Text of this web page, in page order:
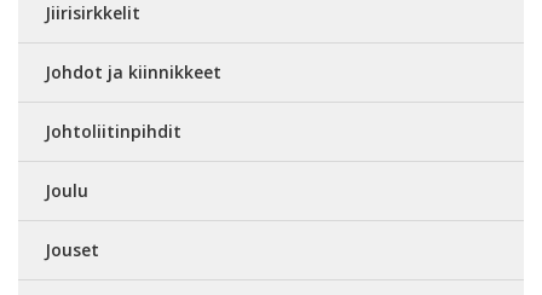
Jiirisirkkelit
Johdot ja kiinnikkeet
Johtoliitinpihdit
Joulu
Jouset